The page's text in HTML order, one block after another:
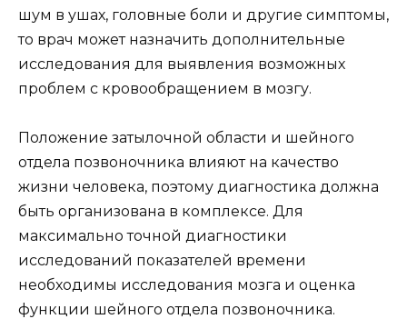
шум в ушах, головные боли и другие симптомы,
то врач может назначить дополнительные
исследования для выявления возможных
проблем с кровообращением в мозгу.
Положение затылочной области и шейного
отдела позвоночника влияют на качество
жизни человека, поэтому диагностика должна
быть организована в комплексе. Для
максимально точной диагностики
исследований показателей времени
необходимы исследования мозга и оценка
функции шейного отдела позвоночника.